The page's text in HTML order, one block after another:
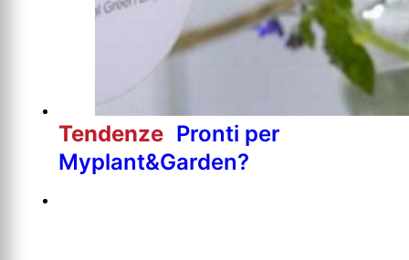
Tendenze Pronti per
Myplant&Garden?